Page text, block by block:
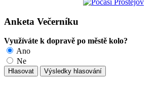
Anketa Večerníku
Využíváte k dopravě po městě kolo?
Ano
Ne